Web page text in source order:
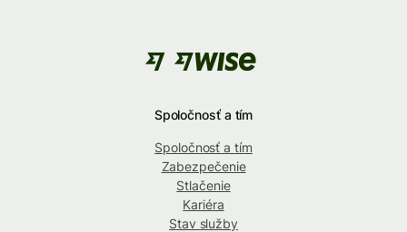
Spoločnosť a tím
Spoločnosť a tím
Zabezpečenie
Stlačenie
Kariéra
Stav služby